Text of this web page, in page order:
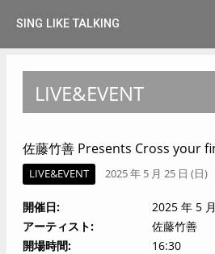
SING LIKE TALKING
LIVE&EVENT
佐藤竹善 Presents Cross your
LIVE&EVENT 2025 年 5 月 25 日 (日)
開催日
2025 年 5
アーティスト
佐藤竹善
開場時間
16:30